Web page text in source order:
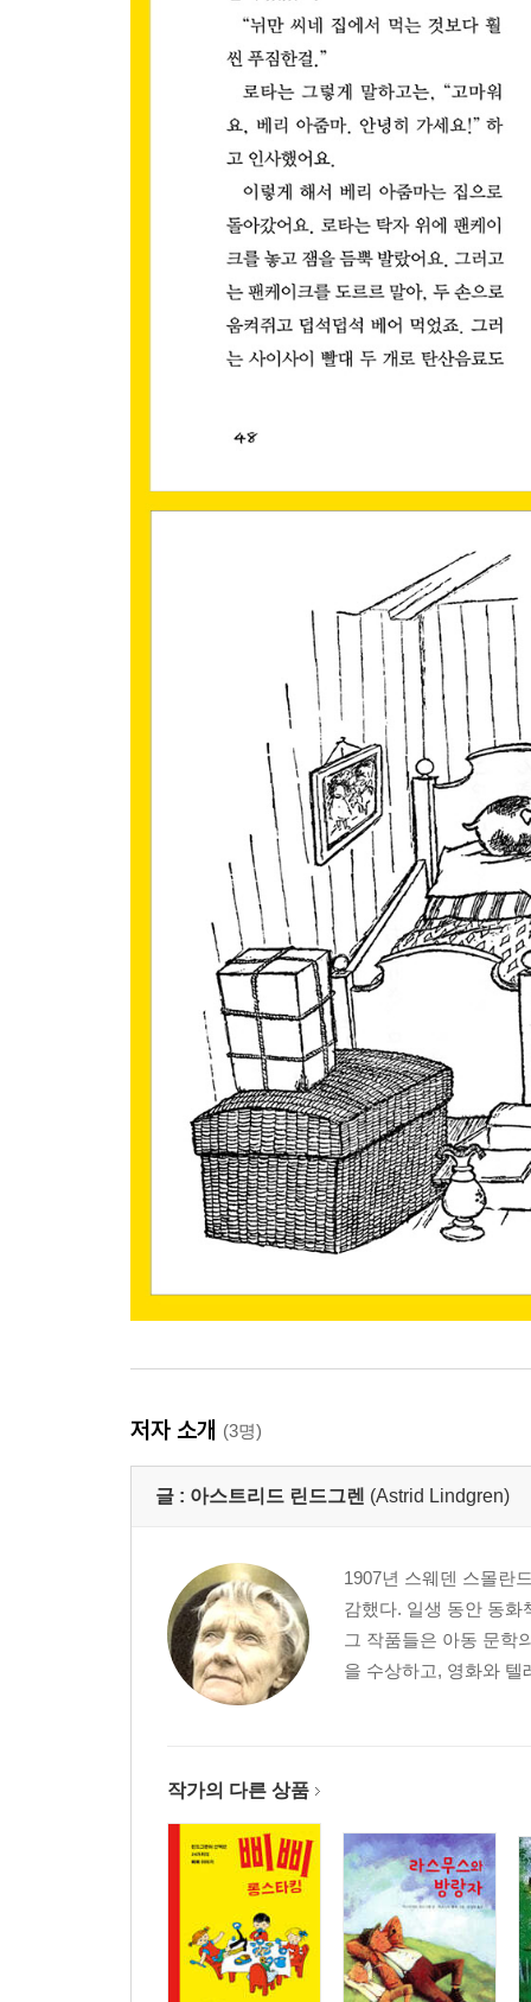
저자 소개 (3명)
글 : 아스트리드 린드그렌 (Astrid Lindgren)
1907년 스웨덴 스몰란
감했다. 일생 동안 동화
그 작품들은 아동 문학
을 수상하고, 영화와 텔
작가의 다른 상품